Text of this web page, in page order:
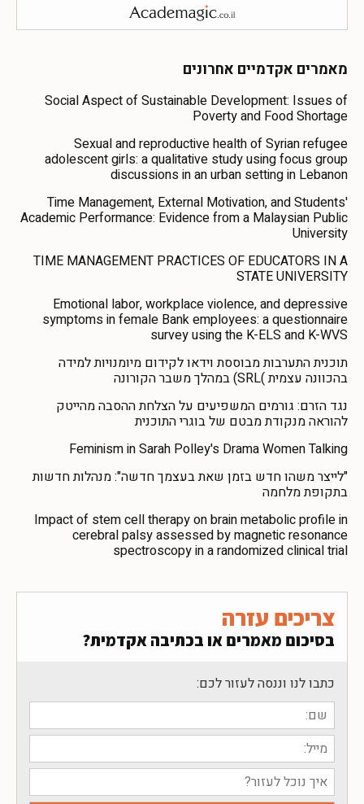
מאמרים אקדמיים אחרונים
Social Aspect of Sustainable Development: Issues of
Poverty and Food Shortage
Sexual and reproductive health of Syrian refugee
adolescent girls: a qualitative study using focus group
discussions in an urban setting in Lebanon
Time Management, External Motivation, and Students'
Academic Performance: Evidence from a Malaysian Public
University
TIME MANAGEMENT PRACTICES OF EDUCATORS IN A
STATE UNIVERSITY
Emotional labor, workplace violence, and depressive
symptoms in female Bank employees: a questionnaire
survey using the K-ELS and K-WVS
תוכנית התערבות מבוססת וידאו לקידום מיומנויות למידה
בהכוונה עצמית )SRL) במהלך משבר הקורונה
נגד הזרם: גורמים המשפיעים על הצלחת ההסבה מהייטק
להוראה מנקודת מבטם של בוגרי התוכנית
Feminism in Sarah Polley's Drama Women Talking
"לייצר משהו חדש בזמן שאת בעצמך חדשה": מנהלות חדשות
בתקופת מלחמה
Impact of stem cell therapy on brain metabolic profile in
cerebral palsy assessed by magnetic resonance
spectroscopy in a randomized clinical trial
צריכים עזרה
בסיכום מאמרים או בכתיבה אקדמית?
כתבו לנו וננסה לעזור לכם: